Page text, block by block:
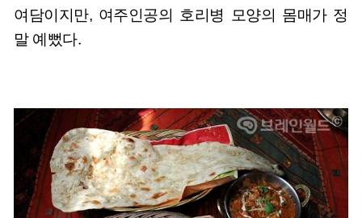
여담이지만, 여주인공의 호리병 모양의 몸매가 정
말 예뻤다.